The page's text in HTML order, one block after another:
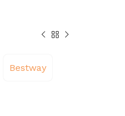
Bestway